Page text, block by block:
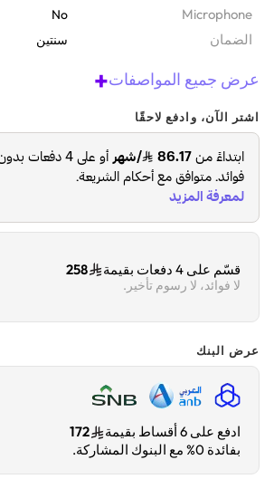
Microphone
No
الضمان‬ سنتين
عرض جميع المواصفات+
اشتر الآن، وادفع لاحقًا
قسّم على 4 دفعات بقيمة 258
لا فوائد، لا رسوم تأخير.
عرض البنك
ادفع على 6 أقساط بقيمة
172
بفائدة 0% مع البنوك المشاركة.